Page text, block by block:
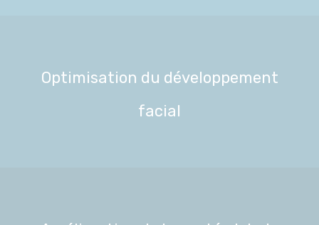
Optimisation du développement
facial